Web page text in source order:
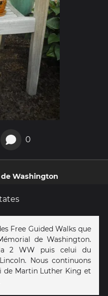
0
Washington
Free Guided Walks que
de Washington.
2 WW puis celui du
Nous continuons
de Martin Luther King et